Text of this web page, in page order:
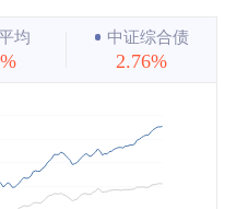
近3年
近5年
最大
均 中证综合债
2.76%